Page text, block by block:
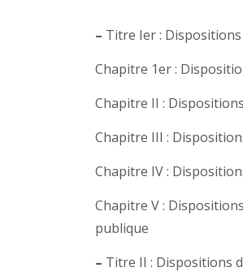
– Titre Ier :
Chapitre 1er :
Chapitre II :
Chapitre III :
Chapitre IV :
Chapitre V :
publique
– Titre II : Dispositions